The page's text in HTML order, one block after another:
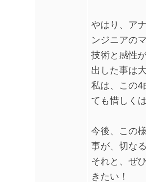
やはり、ア
ンジニアの
技術と感性
出した事は
私は、この4
ても惜しく
今後、この
事が、切な
それと、ぜ
きたい！